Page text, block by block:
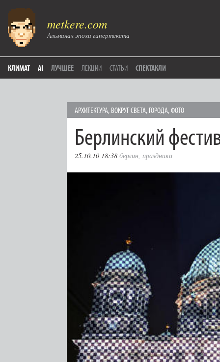
metkere.com
Альманах эпохи гипертекста
КЛИМАТ AI ЛУЧШЕЕ ЛЕКЦИИ СТАТЬИ СПЕКТАКЛИ
АРХИТЕКТУРА, ВОКРУГ СВЕТА, ГОРОДА,ФОТО
Берлинский
25.10.10 18:38 берлин, праздники